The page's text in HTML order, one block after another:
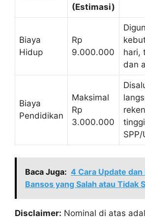
(Estimasi)
Biaya
Hidup
Rp
9.000.000
hari,
dan
Biaya
Pendidikan
Maksimal
Rp
3.000.000
SPP/
Baca Juga: 4 Cara Update dan
Bansos yang Salah atau Tidak
Disclaimer: Nominal di atas